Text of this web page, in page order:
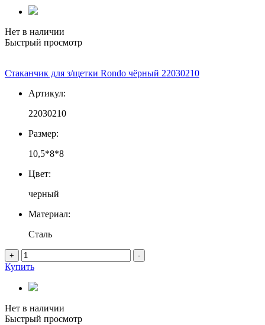
Нет в наличии
Быстрый просмотр
Стаканчик для з/щетки Rondo чёрный 22030210
Артикул:
22030210
Размер:
10,5*8*8
Цвет:
черный
Материал:
Сталь
+ -
Купить
Нет в наличии
Быстрый просмотр